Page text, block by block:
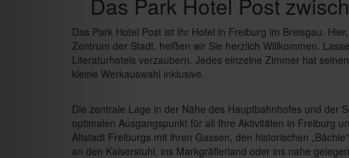
Das Park Hotel Post ist Ihr Hotel in Freiburg im Breisgau.
Zentrum der Stadt, heißen wir Sie herzlich Willkommen.
Literaturhotels verzaubern. Jedes einzelne Zimmer hat
kleine Werkauswahl inklusive.
Die zentrale Lage in der Nähe des Hauptbahnhofes und der
optimalen Ausgangspunkt für all Ihre Aktivitäten in Freiburg
Altstadt Freiburgs mit ihren Gassen, den historischen
an den Kaiserstuhl, ins Markgräflerland oder ins nahe